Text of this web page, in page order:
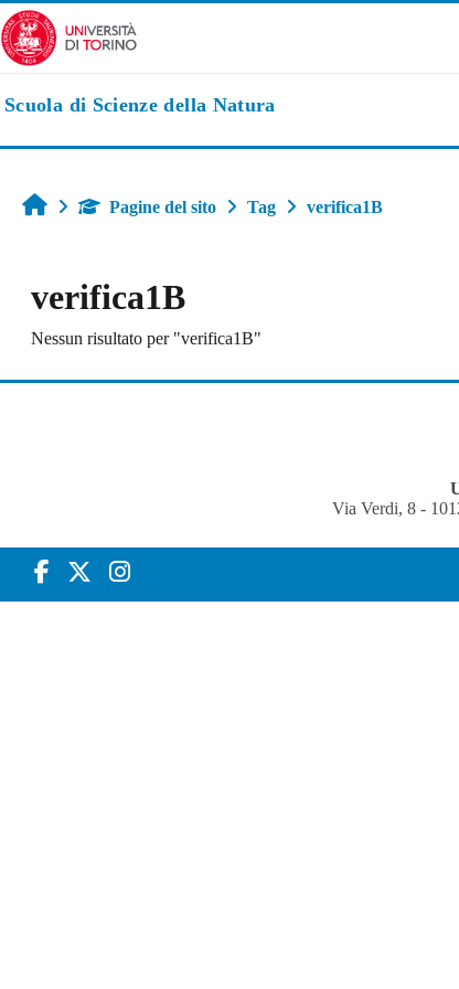
Vai al contenuto principale
Scuola di Scienze della Natura
HomePagine del sito Tag verifica1B
verifica1B
Nessun risultato per "verifica1B"
Via Verdi, 8 -